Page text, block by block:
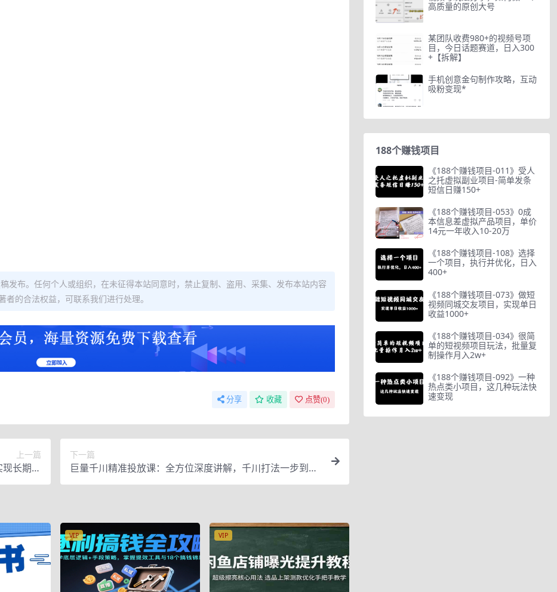
发布。任何个人或组织，在未征得本站同意时，禁止复制、盗用、采集、发布本站内容
的合法权益，可联系我们进行处理。
分享 收藏 点赞(0)
上一篇
长期被
动收入
下一篇
巨量千川精准投放课：全方位深度讲解，千川打法一步到
位，节约人工时间成本
VIP VIP
高质量的原创大号
某团队收费980+的视频号项
目，今日话题赛道，日入300
+【拆解】
手机创意金句制作攻略，互动
吸粉变现*
188个赚钱项目
《188个赚钱项目-011》受人
之托虚拟副业项目-简单发条
短信日赚150+
《188个赚钱项目-053》0成
本信息差虚拟产品项目，单价
14元一年收入10-20万
《188个赚钱项目-108》选择
一个项目，执行并优化，日入
400+
《188个赚钱项目-073》做短
视频同城交友项目，实现单日
收益1000+
《188个赚钱项目-034》很简
单的短视频项目玩法，批量复
制操作月入2w+
《188个赚钱项目-092》一种
热点类小项目，这几种玩法快
速变现